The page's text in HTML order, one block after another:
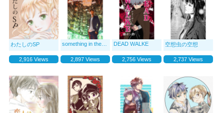
わたしのSP
2,916 Views
something in the box
2,897 Views
DEAD WALKE
2,756 Views
空想虫の空想
2,737 Views